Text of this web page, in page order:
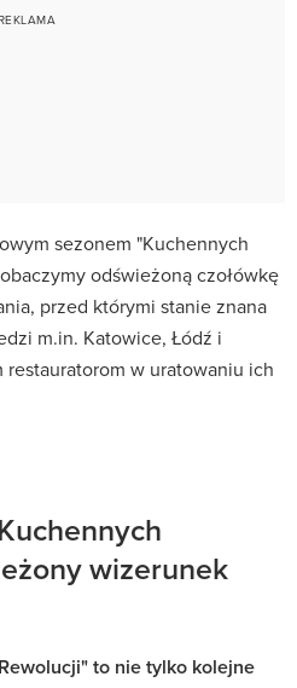
sezonem "Kuchennych
odświeżoną czołówkę
przed którymi stanie znana
m.in. Katowice, Łódź i
w uratowaniu ich
wizerunek
to nie tylko kolejne